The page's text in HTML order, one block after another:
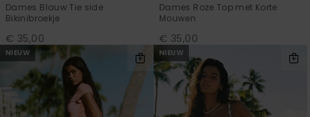
Dames Blauw Tie side
Bikinibroekje
€ 35,00
Dames Roze Top met Korte
Mouwen
€ 35,00
NIEUW NIEUW